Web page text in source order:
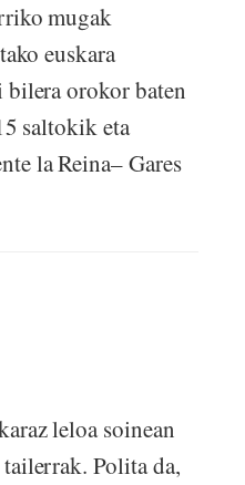
mugak
euskara
bilera orokor baten
saltokik eta
la Reina– Gares
leloa soinean
Polita da,